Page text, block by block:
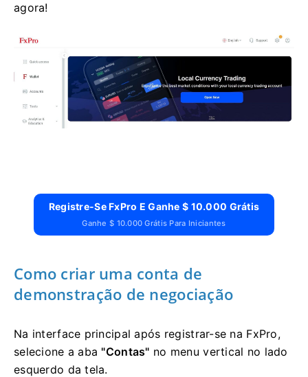
agora!
Registre-Se FxPro E Ganhe $ 10.000 Grátis
Ganhe $ 10.000 Grátis Para Iniciantes
Como criar uma conta de
demonstração de negociação
Na interface principal após registrar-se na FxPro,
selecione a aba "Contas" no menu vertical no lado
esquerdo da tela.